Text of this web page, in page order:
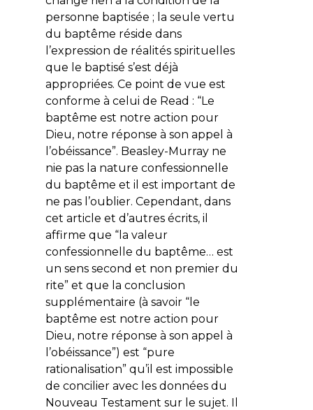
personne baptisée ; la seule vertu
du baptême réside dans
l’expression de réalités spirituelles
que le baptisé s’est déjà
appropriées. Ce point de vue est
conforme à celui de Read : “Le
baptême est notre action pour
Dieu, notre réponse à son appel à
l’obéissance”. Beasley-Murray ne
nie pas la nature confessionnelle
du baptême et il est important de
ne pas l’oublier. Cependant, dans
cet article et d’autres écrits, il
affirme que “la valeur
confessionnelle du baptême… est
un sens second et non premier du
rite” et que la conclusion
supplémentaire (à savoir “le
baptême est notre action pour
Dieu, notre réponse à son appel à
l’obéissance”) est “pure
rationalisation” qu’il est impossible
de concilier avec les données du
Nouveau Testament sur le sujet. Il